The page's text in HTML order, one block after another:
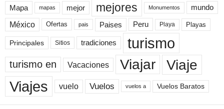
Mapa mapas mejor mejores Monumentos mundo
México Ofertas pais Paises Peru Playa Playas
Principales Sitios tradiciones turismo
turismo en Vacaciones Viajar Viaje
Viajes vuelo Vuelos vuelos a Vuelos Baratos